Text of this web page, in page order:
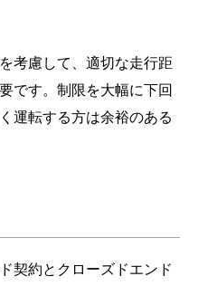
考慮して、適切な走行距
です。制限を大幅に下回
運転する方は余裕のある
契約とクローズドエンド